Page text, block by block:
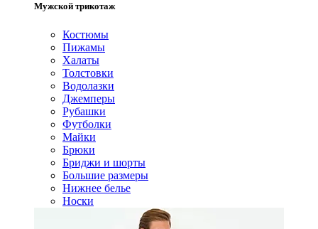
Мужской трикотаж
Костюмы
Пижамы
Халаты
Толстовки
Водолазки
Джемперы
Рубашки
Футболки
Майки
Брюки
Бриджи и шорты
Большие размеры
Нижнее белье
Носки